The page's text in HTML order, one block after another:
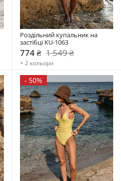
Роздільний купальник на
застібці KU-1063
774 ₴ 1 549 ₴
+ 2 кольори
- 50%